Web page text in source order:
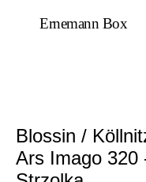
Ernemann Box
Blossin /
Ars Imago 320